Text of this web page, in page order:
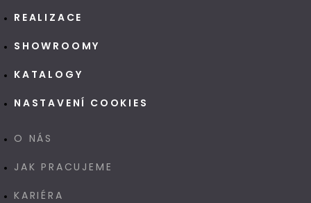
REALIZACE
SHOWROOMY
KATALOGY
NASTAVENÍ COOKIES
O NÁS
JAK PRACUJEME
KARIÉRA